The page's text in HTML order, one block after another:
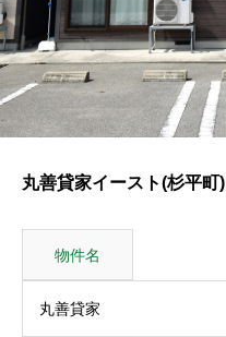
丸善貸家イースト(杉平町)
物件名
丸善貸家